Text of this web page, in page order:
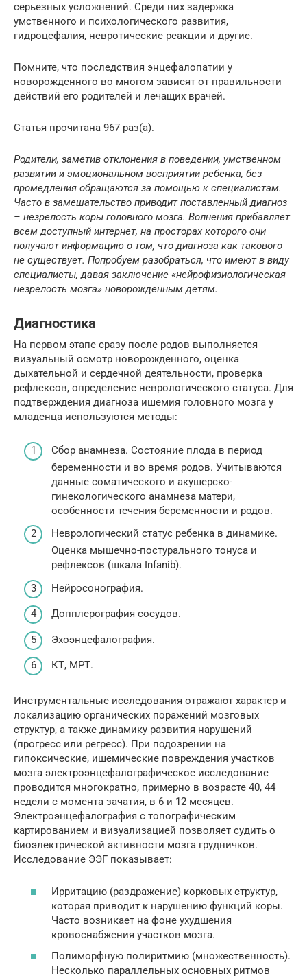
серьезных усложнений. Среди них задержка
умственного и психологического развития,
гидроцефалия, невротические реакции и другие.
Помните, что последствия энцефалопатии у
новорожденного во многом зависят от правильности
действий его родителей и лечащих врачей.
Статья прочитана 967 раз(a).
Родители, заметив отклонения в поведении, умственном
развитии и эмоциональном восприятии ребенка, без
промедления обращаются за помощью к специалистам.
Часто в замешательство приводит поставленный диагноз
– незрелость коры головного мозга. Волнения прибавляет
всем доступный интернет, на просторах которого они
получают информацию о том, что диагноза как такового
не существует. Попробуем разобраться, что имеют в виду
специалисты, давая заключение «нейрофизиологическая
незрелость мозга» новорожденным детям.
Диагностика
На первом этапе сразу после родов выполняется
визуальный осмотр новорожденного, оценка
дыхательной и сердечной деятельности, проверка
рефлексов, определение неврологического статуса. Для
подтверждения диагноза ишемия головного мозга у
младенца используются методы:
Сбор анамнеза. Состояние плода в период
беременности и во время родов. Учитываются
данные соматического и акушерско-
гинекологического анамнеза матери,
особенности течения беременности и родов.
Неврологический статус ребенка в динамике.
Оценка мышечно-постурального тонуса и
рефлексов (шкала Infanib).
Нейросонография.
Допплерография сосудов.
Эхоэнцефалография.
КТ, МРТ.
Инструментальные исследования отражают характер и
локализацию органических поражений мозговых
структур, а также динамику развития нарушений
(прогресс или регресс). При подозрении на
гипоксические, ишемические повреждения участков
мозга электроэнцефалографическое исследование
проводится многократно, примерно в возрасте 40, 44
недели с момента зачатия, в 6 и 12 месяцев.
Электроэнцефалография с топографическим
картированием и визуализацией позволяет судить о
биоэлектрической активности мозга грудничков.
Исследование ЭЭГ показывает:
Ирритацию (раздражение) корковых структур,
которая приводит к нарушению функций коры.
Часто возникает на фоне ухудшения
кровоснабжения участков мозга.
Полиморфную полиритмию (множественность).
Несколько параллельных основных ритмов